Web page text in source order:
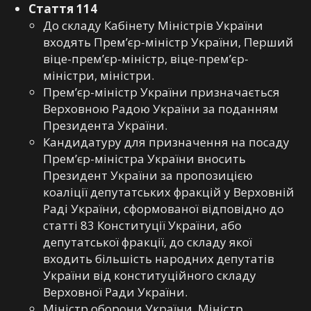
Стаття 114
До складу Кабінету Міністрів України
входять Прем’єр-міністр України, Перший
віце-прем’єр-міністр, віце-прем’єр-
міністри, міністри.
Прем’єр-міністр України призначається
Верховною Радою України за поданням
Президента України.
Кандидатуру для призначення на посаду
Прем’єр-міністра України вносить
Президент України за пропозицією
коаліції депутатських фракцій у Верховній
Раді України, сформованої відповідно до
статті 83 Конституції України, або
депутатської фракції, до складу якої
входить більшість народних депутатів
України від конституційного складу
Верховної Ради України.